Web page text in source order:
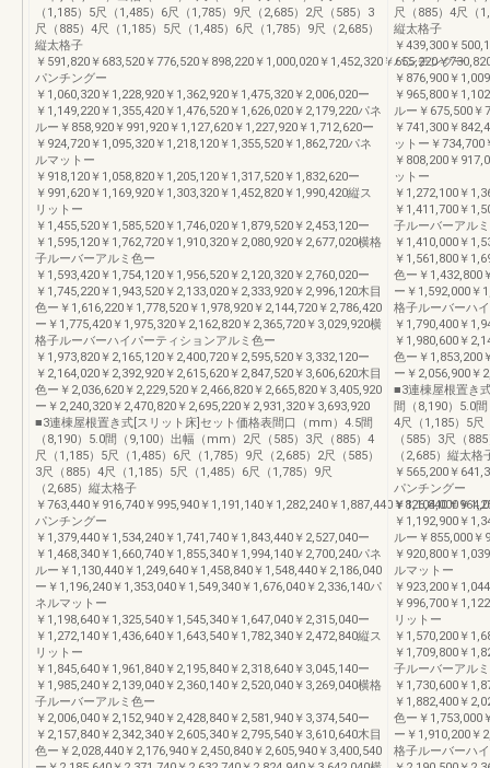
（1,185）5尺（1,485）6尺（1,785）9尺（2,685）2尺（585）3
尺（885）4尺（1,185）5尺（1,485）6尺（1,785）9尺（2,685）
縦太格子
￥591,820￥683,520￥776,520￥898,220￥1,000,020￥1,452,320￥655,220￥
パンチングー
￥1,060,320￥1,228,920￥1,362,920￥1,475,320￥2,006,020ー
￥1,149,220￥1,355,420￥1,476,520￥1,626,020￥2,179,220パネ
ルー￥858,920￥991,920￥1,127,620￥1,227,920￥1,712,620ー
￥924,720￥1,095,320￥1,218,120￥1,355,520￥1,862,720パネ
ルマットー
￥918,120￥1,058,820￥1,205,120￥1,317,520￥1,832,620ー
￥991,620￥1,169,920￥1,303,320￥1,452,820￥1,990,420縦ス
リットー
￥1,455,520￥1,585,520￥1,746,020￥1,879,520￥2,453,120ー
￥1,595,120￥1,762,720￥1,910,320￥2,080,920￥2,677,020横格
子ルーバーアルミ色ー
￥1,593,420￥1,754,120￥1,956,520￥2,120,320￥2,760,020ー
￥1,745,220￥1,943,520￥2,133,020￥2,333,920￥2,996,120木目
色ー￥1,616,220￥1,778,520￥1,978,920￥2,144,720￥2,786,420
ー￥1,775,420￥1,975,320￥2,162,820￥2,365,720￥3,029,920横
格子ルーバーハイパーティションアルミ色ー
￥1,973,820￥2,165,120￥2,400,720￥2,595,520￥3,332,120ー
￥2,164,020￥2,392,920￥2,615,620￥2,847,520￥3,606,620木目
色ー￥2,036,620￥2,229,520￥2,466,820￥2,665,820￥3,405,920
ー￥2,240,320￥2,470,820￥2,695,220￥2,931,320￥3,693,920
■3連棟屋根置き式[スリット床]セット価格表間口（mm）4.5間
（8,190）5.0間（9,100）出幅（mm）2尺（585）3尺（885）4
尺（1,185）5尺（1,485）6尺（1,785）9尺（2,685）2尺（585）
3尺（885）4尺（1,185）5尺（1,485）6尺（1,785）9尺
（2,685）縦太格子
￥763,440￥916,740￥995,940￥1,191,140￥1,282,240￥1,887,440￥826,840￥
パンチングー
￥1,379,440￥1,534,240￥1,741,740￥1,843,440￥2,527,040ー
￥1,468,340￥1,660,740￥1,855,340￥1,994,140￥2,700,240パネ
ルー￥1,130,440￥1,249,640￥1,458,840￥1,548,440￥2,186,040
ー￥1,196,240￥1,353,040￥1,549,340￥1,676,040￥2,336,140パ
ネルマットー
￥1,198,640￥1,325,540￥1,545,340￥1,647,040￥2,315,040ー
￥1,272,140￥1,436,640￥1,643,540￥1,782,340￥2,472,840縦ス
リットー
￥1,845,640￥1,961,840￥2,195,840￥2,318,640￥3,045,140ー
￥1,985,240￥2,139,040￥2,360,140￥2,520,040￥3,269,040横格
子ルーバーアルミ色ー
￥2,006,040￥2,152,940￥2,428,840￥2,581,940￥3,374,540ー
￥2,157,840￥2,342,340￥2,605,340￥2,795,540￥3,610,640木目
色ー￥2,028,440￥2,176,940￥2,450,840￥2,605,940￥3,400,540
尺（885）4尺（
縦太格子
￥439,300￥
パンチングー
￥876,900￥
￥965,800￥
ルー￥675,500￥
￥741,300￥
ットー￥734,700
￥808,200￥
ットー
￥1,272,100￥
￥1,411,700￥
子ルーバーアル
￥1,410,000￥
￥1,561,800￥
色ー￥1,432,800
ー￥1,592,000￥
格子ルーバーハ
￥1,790,400￥
￥1,980,600￥
色ー￥1,853,200
ー￥2,056,900￥
■3連棟屋根置き
間（8,190）5.0
4尺（1,185）5尺
（585）3尺（
（2,685）縦太格
￥565,200￥
パンチングー
￥1,104,000￥
￥1,192,900￥
ルー￥855,000￥
￥920,800￥
ルマットー
￥923,200￥
￥996,700￥
リットー
￥1,570,200￥
￥1,709,800￥
子ルーバーアル
￥1,730,600￥
￥1,882,400￥
色ー￥1,753,000
ー￥1,910,200￥
格子ルーバーハ